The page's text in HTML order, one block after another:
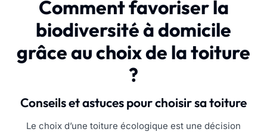
Comment favoriser la
biodiversité à domicile
grâce au choix de la toiture
?
Conseils et astuces pour choisir sa toiture
Le choix d’une toiture écologique est une décision